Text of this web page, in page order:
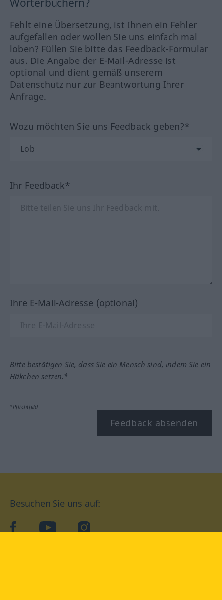
Fehlt eine Übersetzung, ist Ihnen ein Fehler
aufgefallen oder wollen Sie uns einfach mal
loben? Füllen Sie bitte das Feedback-Formular
aus. Die Angabe der E-Mail-Adresse ist
optional und dient gemäß unserem
Datenschutz nur zur Beantwortung Ihrer
Anfrage.
Wozu möchten Sie uns Feedback geben?*
Ihr Feedback*
Ihre E-Mail-Adresse (optional)
Bitte bestätigen Sie, dass Sie ein Mensch sind, indem Sie ein
Häkchen setzen.*
*Pflichtfeld
Feedback absenden
Besuchen Sie uns auf:
facebookYouTube Instagram